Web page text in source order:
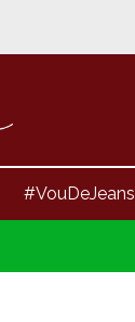
#VouDeJeans